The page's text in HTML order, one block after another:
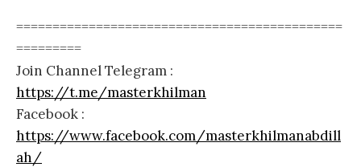
=============================================
=========
Join Channel Telegram :
https://t.me/masterkhilman
Facebook :
https://www.facebook.com/masterkhilmanabdill
ah/